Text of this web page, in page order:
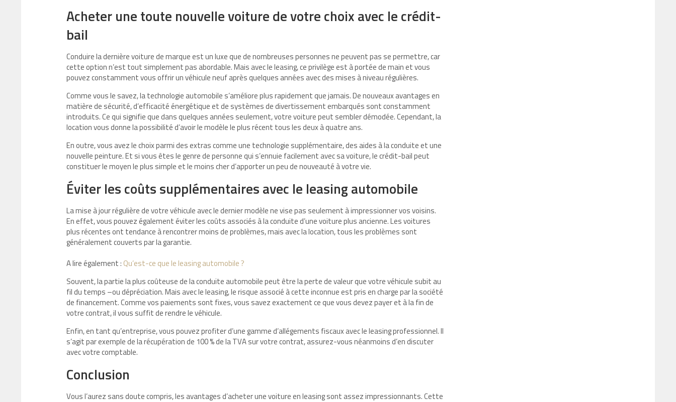
Acheter une toute nouvelle voiture de votre choix avec le crédit-
bail
Conduire la dernière voiture de marque est un luxe que de nombreuses personnes ne peuvent pas se permettre, car
cette option n’est tout simplement pas abordable. Mais avec le leasing, ce privilège est à portée de main et vous
pouvez constamment vous offrir un véhicule neuf après quelques années avec des mises à niveau régulières.
Comme vous le savez, la technologie automobile s’améliore plus rapidement que jamais. De nouveaux avantages en
matière de sécurité, d’efficacité énergétique et de systèmes de divertissement embarqués sont constamment
introduits. Ce qui signifie que dans quelques années seulement, votre voiture peut sembler démodée. Cependant, la
location vous donne la possibilité d’avoir le modèle le plus récent tous les deux à quatre ans.
En outre, vous avez le choix parmi des extras comme une technologie supplémentaire, des aides à la conduite et une
nouvelle peinture. Et si vous êtes le genre de personne qui s’ennuie facilement avec sa voiture, le crédit-bail peut
constituer le moyen le plus simple et le moins cher d’apporter un peu de nouveauté à votre vie.
Éviter les coûts supplémentaires avec le leasing automobile
La mise à jour régulière de votre véhicule avec le dernier modèle ne vise pas seulement à impressionner vos voisins.
En effet, vous pouvez également éviter les coûts associés à la conduite d’une voiture plus ancienne. Les voitures
plus récentes ont tendance à rencontrer moins de problèmes, mais avec la location, tous les problèmes sont
généralement couverts par la garantie.
A lire également : Qu’est-ce que le leasing automobile ?
Souvent, la partie la plus coûteuse de la conduite automobile peut être la perte de valeur que votre véhicule subit au
fil du temps –ou dépréciation. Mais avec le leasing, le risque associé à cette inconnue est pris en charge par la société
de financement. Comme vos paiements sont fixes, vous savez exactement ce que vous devez payer et à la fin de
votre contrat, il vous suffit de rendre le véhicule.
Enfin, en tant qu’entreprise, vous pouvez profiter d’une gamme d’allégements fiscaux avec le leasing professionnel. Il
s’agit par exemple de la récupération de 100 % de la TVA sur votre contrat, assurez-vous néanmoins d’en discuter
avec votre comptable.
Conclusion
Vous l’aurez sans doute compris, les avantages d’acheter une voiture en leasing sont assez impressionnants. Cette